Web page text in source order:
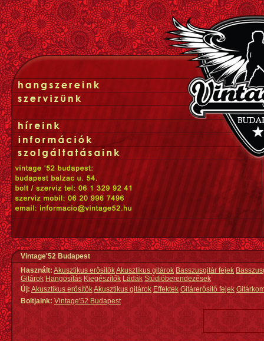
Vintage'52 Budapest
Használt: Akusztikus erősítőkAkusztikus gitárok Basszusgitár fejek
Gitárok Hangosítás Kiegészítők Ládák Stúdióberendezések
Új:Akusztikus erősítőkAkusztikus gitárok Effektek Gitárerősítő fejek
Boltjaink: Vintage'52 Budapest